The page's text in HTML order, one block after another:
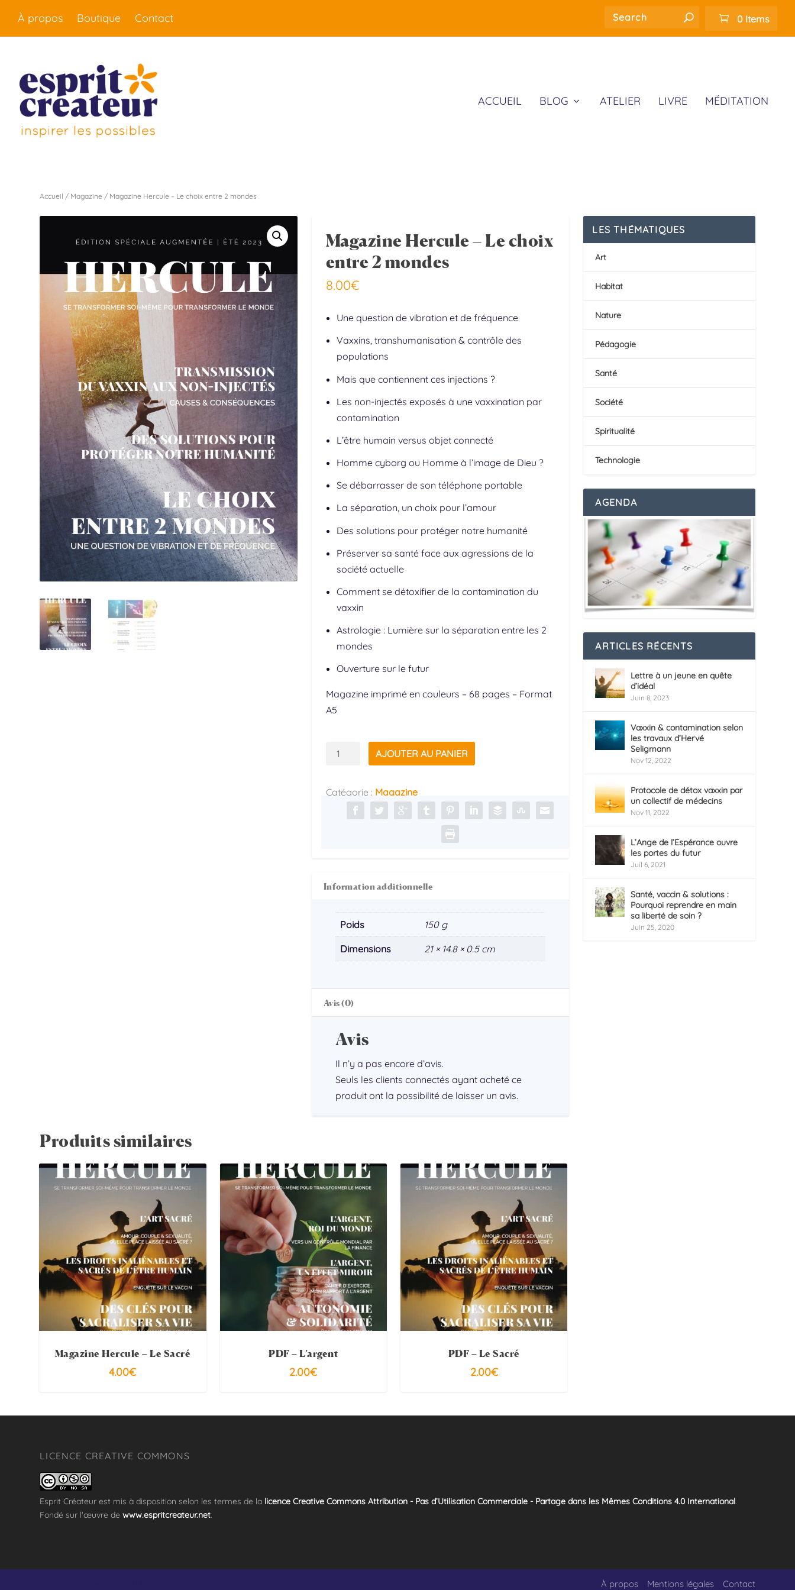
À propos Boutique Contact 0 Items
ACCUEIL BLOG ATELIER LIVRE MÉDITATION
Accueil / Magazine / Magazine Hercule – Le choix entre 2 mondes
Magazine Hercule – Le choix
entre 2 mondes
8.00€
Une question de vibration et de fréquence
Vaxxins, transhumanisation & contrôle des
populations
Mais que contiennent ces injections ?
Les non-injectés exposés à une vaxxination par
contamination
L’être humain versus objet connecté
Homme cyborg ou Homme à l’image de Dieu ?
Se débarrasser de son téléphone portable
La séparation, un choix pour l’amour
Des solutions pour protéger notre humanité
Préserver sa santé face aux agressions de la
société actuelle
Comment se détoxifier de la contamination du
vaxxin
Astrologie : Lumière sur la séparation entre les 2
mondes
Ouverture sur le futur
Magazine imprimé en couleurs – 68 pages – Format
A5
quantité
Hercule
mondes
AJOUTER AU PANIER
Catégorie : Magazine
Information additionnelle
Poids 150 g
Dimensions 21 × 14.8 × 0.5 cm
Avis (0)
Avis
Il n’y a pas encore d’avis.
Seuls les clients connectés ayant acheté ce
produit ont la possibilité de laisser un avis.
Produits similaires
Magazine Hercule – Le Sacré
4.00€
PDF – L’argent
2.00€
PDF – Le Sacré
2.00€
LES THÉMATIQUES
Art
Habitat
Nature
Pédagogie
Santé
Société
Spiritualité
Technologie
AGENDA
ARTICLES RÉCENTS
Lettre à un jeune en quête
d’idéal
Juin 8, 2023
Vaxxin & contamination selon
les travaux d’Hervé
Seligmann
Nov 12, 2022
Protocole de détox vaxxin par
un collectif de médecins
Nov 11, 2022
L’Ange de l’Espérance ouvre
les portes du futur
Juil 6, 2021
Santé, vaccin & solutions :
Pourquoi reprendre en main
sa liberté de soin ?
Juin 25, 2020
LICENCE CREATIVE COMMONS
Esprit Créateur est mis à disposition selon les termes de la licence Creative Commons Attribution - Pas d’Utilisation Commerciale - Partage dans les Mêmes Conditions 4.0 International.
Fondé sur l'œuvre dewww.espritcreateur.net.
À propos Mentions légales Contact